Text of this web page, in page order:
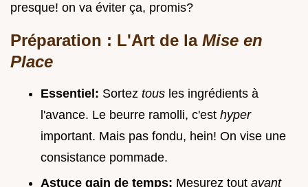
presque! on va éviter ça, promis?
Préparation : L'Art de la Mise en
Place
Essentiel: Sortez tous les ingrédients à
l'avance. Le beurre ramolli, c'est hyper
important. Mais pas fondu, hein! On vise une
consistance pommade.
Astuce gain de temps: Mesurez tout avant